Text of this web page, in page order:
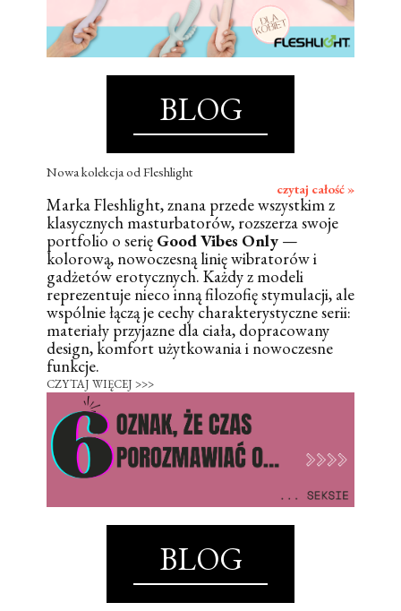
BLOG
Nowa kolekcja od Fleshlight
czytaj całość »
Marka Fleshlight, znana przede wszystkim z
klasycznych masturbatorów, rozszerza swoje
portfolio o serię Good Vibes Only —
kolorową, nowoczesną linię wibratorów i
gadżetów erotycznych. Każdy z modeli
reprezentuje nieco inną filozofię stymulacji, ale
wspólnie łączą je cechy charakterystyczne serii:
materiały przyjazne dla ciała, dopracowany
design, komfort użytkowania i nowoczesne
funkcje.
CZYTAJ WIĘCEJ >>>
BLOG